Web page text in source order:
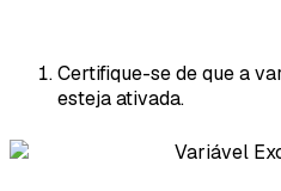
Certifique-se de que a
esteja ativada.